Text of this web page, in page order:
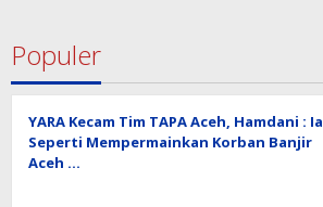
Populer
YARA Kecam Tim TAPA Aceh, Hamdani : Ia
Seperti Mempermainkan Korban Banjir
Aceh …